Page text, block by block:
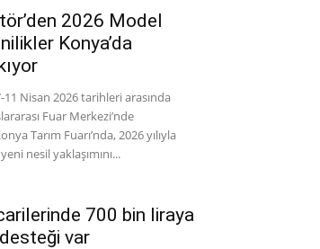
2026 Model
Konya’da
Nisan 2026 tarihleri arasında
Fuar Merkezi’nde
Tarım Fuarı’nda, 2026 yılıyla
nesil yaklaşımını...
700 bin liraya
var